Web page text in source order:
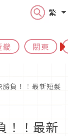
繁
畿 關東
負！！最新短髮
！！最新